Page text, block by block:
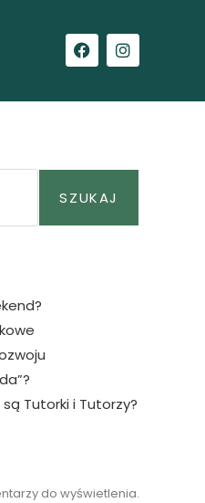
SZUKAJ
Tutorki i Tutorzy?
do wyświetlenia.